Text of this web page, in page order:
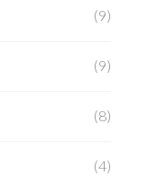
(9)
(9)
(8)
(4)